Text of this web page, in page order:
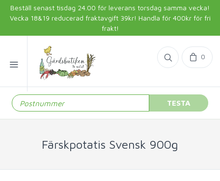
Beställ senast tisdag 24.00 för leverans torsdag samma vecka!
Vecka 18&19 reducerad fraktavgift 39kr! Handla för 400kr för fri
frakt!
0
TESTA
Färskpotatis Svensk 900g